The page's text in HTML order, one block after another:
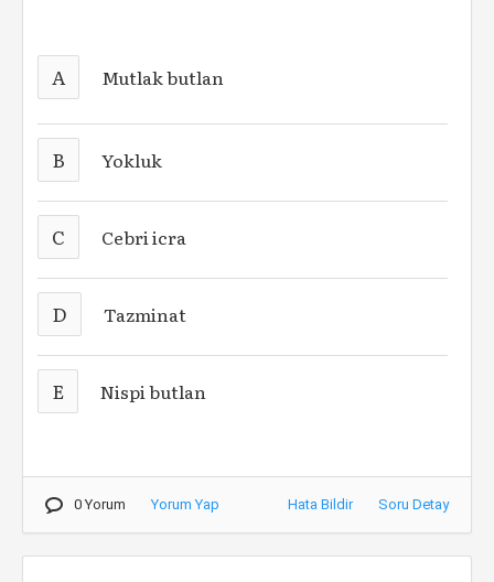
A Mutlak butlan
B Yokluk
C Cebri icra
D Tazminat
E Nispi butlan
0 Yorum Yorum Yap Hata Bildir Soru Detay